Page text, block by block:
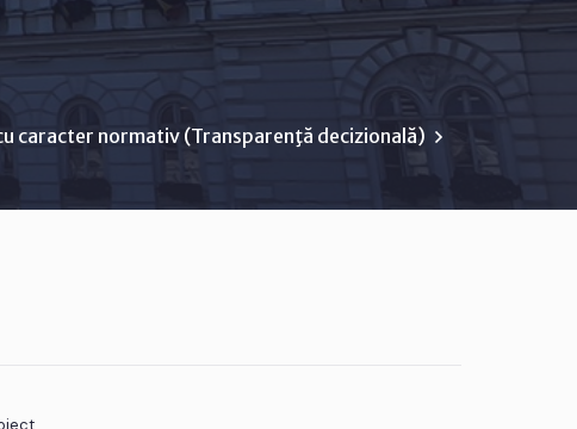
caracter normativ (Transparenţă decizională)